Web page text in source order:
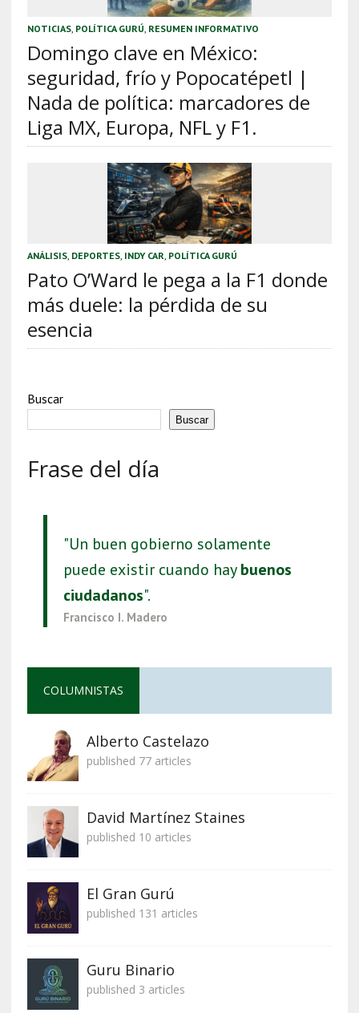
NOTICIAS, POLÍTICA GURÚ, RESUMEN INFORMATIVO
Domingo clave en México:
seguridad, frío y Popocatépetl |
Nada de política: marcadores de
Liga MX, Europa, NFL y F1.
ANÁLISIS, DEPORTES, INDY CAR, POLÍTICA GURÚ
Pato O’Ward le pega a la F1 donde
más duele: la pérdida de su
esencia
Buscar
Buscar
Frase del día
"Un buen gobierno solamente
puede existir cuando haybuenos
ciudadanos".
Francisco I. Madero
COLUMNISTAS
Alberto Castelazo
published 77 articles
David Martínez Staines
published 10 articles
El Gran Gurú
published 131 articles
Guru Binario
published 3 articles